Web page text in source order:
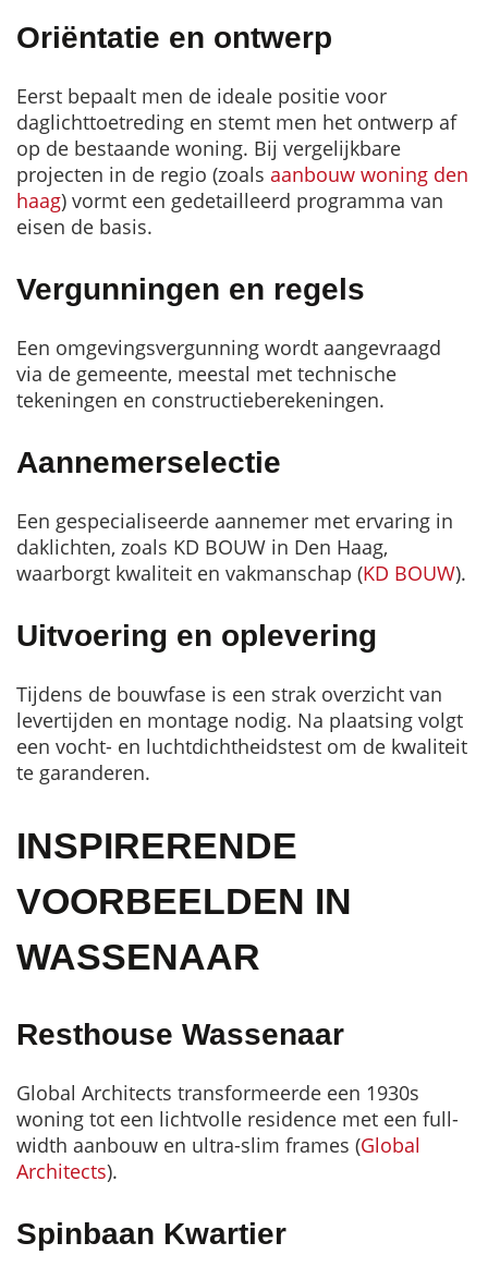
Oriëntatie en ontwerp
Eerst bepaalt men de ideale positie voor
daglichttoetreding en stemt men het ontwerp af
op de bestaande woning. Bij vergelijkbare
projecten in de regio (zoals aanbouw woning den
haag) vormt een gedetailleerd programma van
eisen de basis.
Vergunningen en regels
Een omgevingsvergunning wordt aangevraagd
via de gemeente, meestal met technische
tekeningen en constructieberekeningen.
Aannemerselectie
Een gespecialiseerde aannemer met ervaring in
daklichten, zoals KD BOUW in Den Haag,
waarborgt kwaliteit en vakmanschap (KD BOUW).
Uitvoering en oplevering
Tijdens de bouwfase is een strak overzicht van
levertijden en montage nodig. Na plaatsing volgt
een vocht- en luchtdichtheidstest om de kwaliteit
te garanderen.
INSPIRERENDE
VOORBEELDEN IN
WASSENAAR
Resthouse Wassenaar
Global Architects transformeerde een 1930s
woning tot een lichtvolle residence met een full-
width aanbouw en ultra-slim frames (Global
Architects).
Spinbaan Kwartier